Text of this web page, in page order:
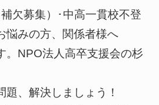
欠募集）･中高一貫校不登
悩みの方、関係者様へ
。NPO法人高卒支援会の杉
、解決しましょう！